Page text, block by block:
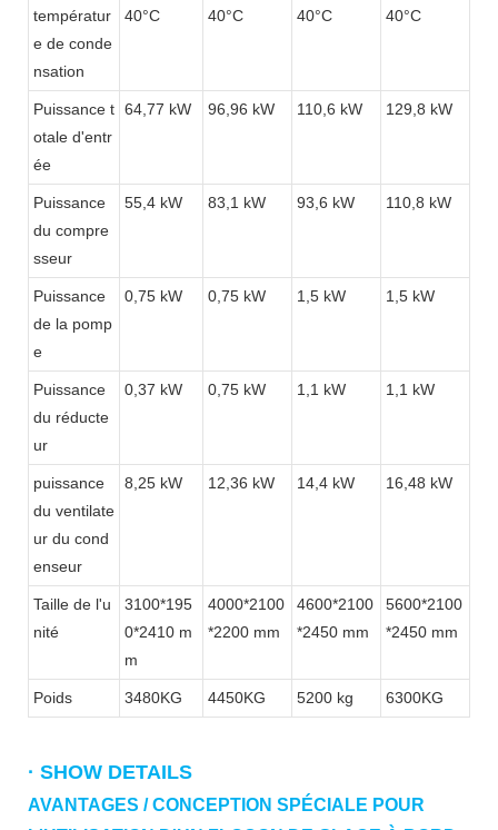
températur
e de conde
nsation
40°C 40°C 40°C 40°C
Puissance t
otale d'entr
ée
64,77 kW 96,96 kW 110,6 kW 129,8 kW
Puissance
du compre
sseur
55,4 kW 83,1 kW 93,6 kW 110,8 kW
Puissance
de la pomp
e
0,75 kW 0,75 kW 1,5 kW 1,5 kW
Puissance
du réducte
ur
0,37 kW 0,75 kW 1,1 kW 1,1 kW
puissance
du ventilate
ur du cond
enseur
8,25 kW 12,36 kW 14,4 kW 16,48 kW
Taille de l'u
nité
3100*195
0*2410 m
m
4000*2100
*2200 mm
4600*2100
*2450 mm
5600*2100
*2450 mm
Poids 3480KG 4450KG 5200 kg 6300KG
· SHOW DETAILS
AVANTAGES / CONCEPTION SPÉCIALE POUR